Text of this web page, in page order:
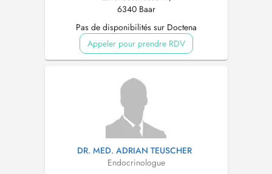
6340 Baar
Pas de disponibilités sur Doctena
Appeler pour prendre RDV
DR. MED. ADRIAN TEUSCHER
Endocrinologue